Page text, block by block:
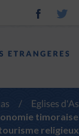
/ Eglises
religieux